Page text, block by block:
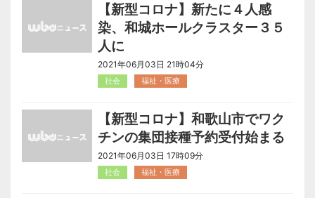
【新型コロナ】新たに４人感
染、和城ホールクラスター３５
人に
2021年06月03日 21時04分
社会 福祉・医療
【新型コロナ】和歌山市でワク
チンの集団接種予約受付始まる
2021年06月03日 17時09分
社会 福祉・医療